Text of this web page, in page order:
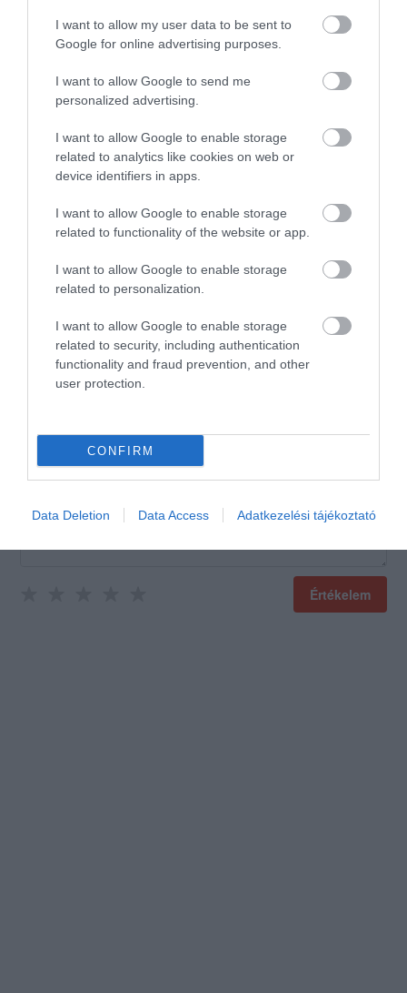
I want to allow my user data to be sent to
Google for online advertising purposes.
I want to allow Google to send me
personalized advertising.
I want to allow Google to enable storage
related to analytics like cookies on web or
device identifiers in apps.
I want to allow Google to enable storage
related to functionality of the website or app.
I want to allow Google to enable storage
related to personalization.
I want to allow Google to enable storage
related to security, including authentication
functionality and fraud prevention, and other
user protection.
CONFIRM
Data Deletion Data Access Adatkezelési tájékoztató
Értékelések
5.0
Összesen 1
5 1
4
3 0
2 0
Értékelem